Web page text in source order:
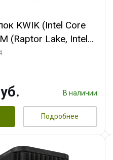
KWIK (Intel Core
(Raptor Lake, Intel
32 ГБ ОЗУ (2
В наличии
Подробнее